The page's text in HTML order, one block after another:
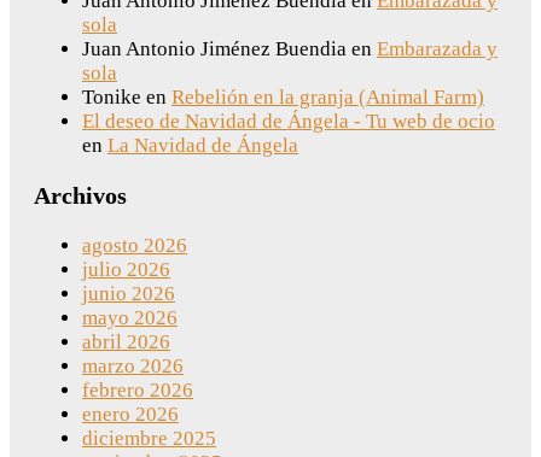
sola
Juan Antonio Jiménez Buendia en Embarazada y
sola
Tonike en Rebelión en la granja (Animal Farm)
El deseo de Navidad de Ángela - Tu web de ocio
en La Navidad de Ángela
Archivos
agosto 2026
julio 2026
junio 2026
mayo 2026
abril 2026
marzo 2026
febrero 2026
enero 2026
diciembre 2025